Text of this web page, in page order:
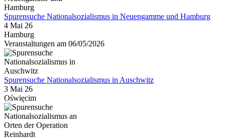
Spurensuche Nationalsozialismus in Neuengamme und Hamburg
4 Mai 26
Hamburg
Veranstaltungen am 06/05/2026
Spurensuche Nationalsozialismus in Auschwitz
3 Mai 26
Oświęcim